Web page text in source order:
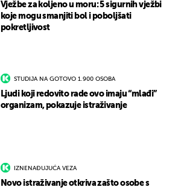
Vježbe za koljeno u moru: 5 sigurnih vježbi
koje mogu smanjiti bol i poboljšati
pokretljivost
STUDIJA NA GOTOVO 1.900 OSOBA
Ljudi koji redovito rade ovo imaju “mlađi”
organizam, pokazuje istraživanje
IZNENAĐUJUĆA VEZA
Novo istraživanje otkriva zašto osobe s